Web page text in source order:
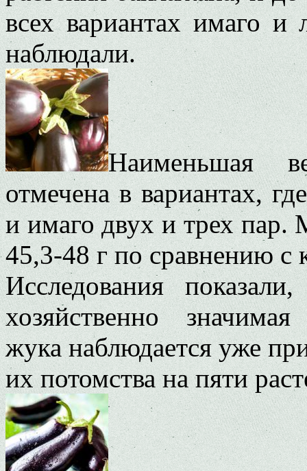
всех вариантах имаго и
наблюдали.
Наименьшая
отмечена в вариантах,
и имаго двух и трех пар.
45,3-48 г по сравнению с
Исследования
хозяйственно
жука наблюдается уже
их потомства на пяти